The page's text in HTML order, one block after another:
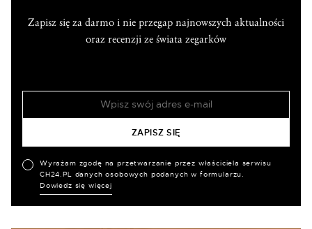
Zapisz się za darmo i nie przegap najnowszych aktualności
oraz recenzji ze świata zegarków
Wyrażam zgodę na przetwarzanie przez właściciela serwisu
CH24.PL danych osobowych podanych w formularzu.
Dowiedz się więcej